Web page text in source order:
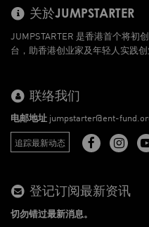
关於JUMPSTARTER
JUMPSTARTER 是香港首个将初
台，助香港创业家及年轻人实践创
联络我们
电邮地址 jumpstarter@ent-
追踪最新动态
登记订阅最新资讯
切勿错过最新消息。